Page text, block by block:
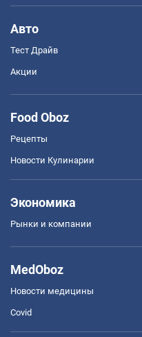
Авто
Тест Драйв
Акции
Food Oboz
Рецепты
Новости Кулинарии
Экономика
Рынки и компании
MedOboz
Новости медицины
Covid